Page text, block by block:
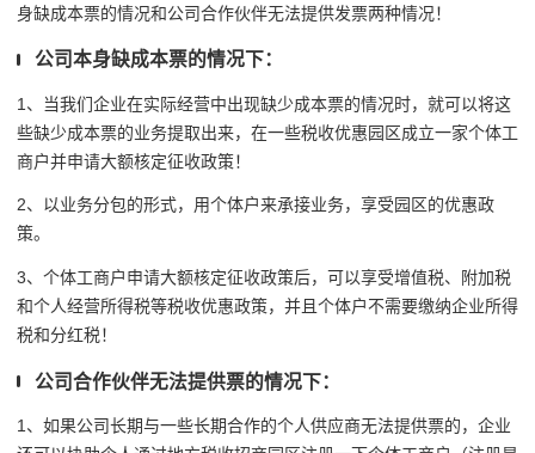
身缺成本票的情况和公司合作伙伴无法提供发票两种情况！
公司本身缺成本票的情况下：
1、当我们企业在实际经营中出现缺少成本票的情况时，就可以将这
些缺少成本票的业务提取出来，在一些税收优惠园区成立一家个体工
商户并申请大额核定征收政策！
2、以业务分包的形式，用个体户来承接业务，享受园区的优惠政
策。
3、个体工商户申请大额核定征收政策后，可以享受增值税、附加税
和个人经营所得税等税收优惠政策，并且个体户不需要缴纳企业所得
税和分红税！
公司合作伙伴无法提供票的情况下：
1、如果公司长期与一些长期合作的个人供应商无法提供票的，企业